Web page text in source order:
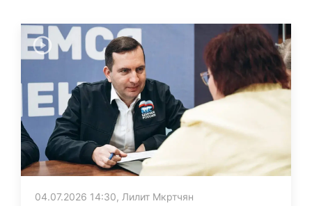
04.07.2026 14:30, Лилит Мкртчян